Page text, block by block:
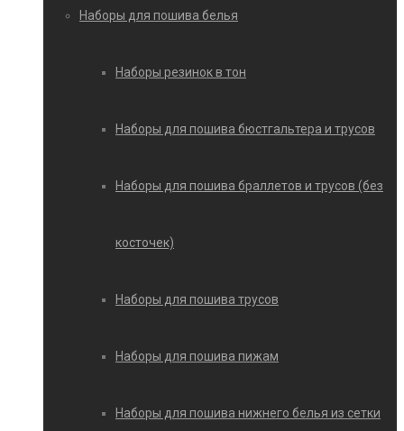
Наборы для пошива белья
Наборы резинок в тон
Наборы для пошива бюстгальтера и трусов
Наборы для пошива браллетов и трусов (без
косточек)
Наборы для пошива трусов
Наборы для пошива пижам
Наборы для пошива нижнего белья из сетки